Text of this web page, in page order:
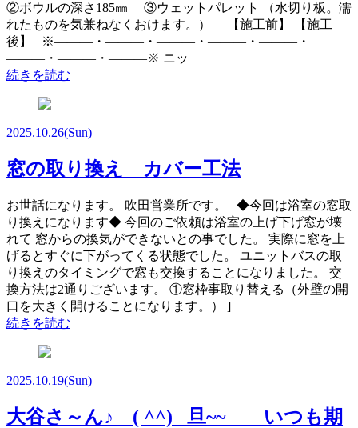
②ボウルの深さ185㎜ ③ウェットパレット （水切り板。濡
れたものを気兼ねなくおけます。） 【施工前】 【施工
後】 ※―――・―――・―――・―――・―――・
―――・―――・―――※ ニッ
続きを読む
2025.10.26(Sun)
窓の取り換え カバー工法
お世話になります。 吹田営業所です。 ◆今回は浴室の窓取
り換えになります◆ 今回のご依頼は浴室の上げ下げ窓が壊
れて 窓からの換気ができないとの事でした。 実際に窓を上
げるとすぐに下がってくる状態でした。 ユニットバスの取
り換えのタイミングで窓も交換することになりました。 交
換方法は2通りございます。 ①窓枠事取り替える（外壁の開
口を大きく開けることになります。） ]
続きを読む
2025.10.19(Sun)
大谷さ～ん♪ ( ^^) _旦~~ いつも期